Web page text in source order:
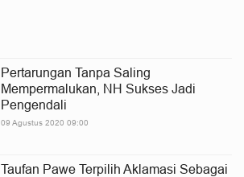
Pertarungan Tanpa Saling
Mempermalukan, NH Sukses Jadi
Pengendali
09 Agustus 2020 09:00
Taufan Pawe Terpilih Aklamasi Sebagai